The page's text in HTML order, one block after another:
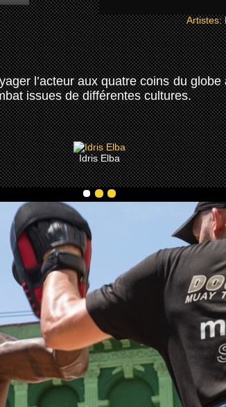
Artistes:
l’acteur aux quatre coins du
issues de différentes cultures.
Idris Elba